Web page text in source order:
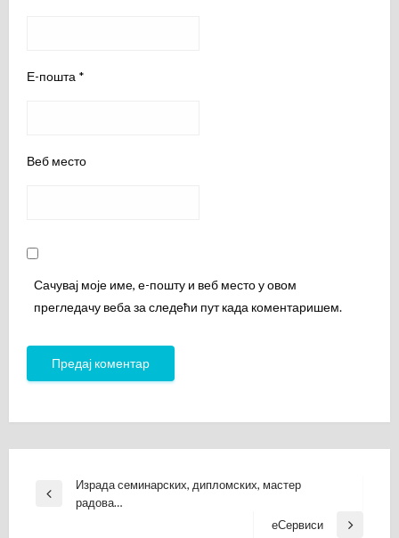
Е-пошта *
Веб место
Сачувај моје име, е-пошту и веб место у овом
прегледачу веба за следећи пут када коментаришем.
Кретање
чланка
Previous
Израда семинарских, дипломских, мастер
радова…
Next
еСервиси